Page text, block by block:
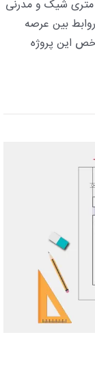
بخش از وب سایت خانه طرح است. خانه 130 متری شیک و مدرنی
بین عرصه
این پروژه